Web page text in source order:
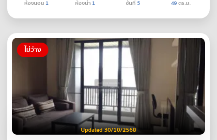
ห้องนอน 1 ห้องน้ำ 1 ชั้นที่5 49ตร.ม.
ไม่ว่าง
Updated 30/10/2568